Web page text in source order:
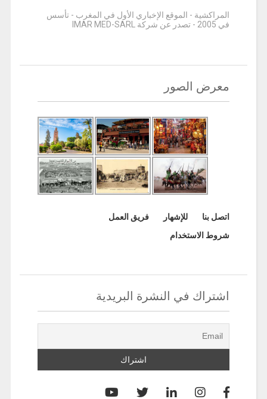
المراكشية - الموقع الإخباري الأول في المغرب - تأسس
في 2005 - تصدر عن شركة IMAR MED-SARL
معرض الصور
اتصل بنا للإشهار
فريق العمل
شروط الاستخدام
اشتراك في النشرة البريدية